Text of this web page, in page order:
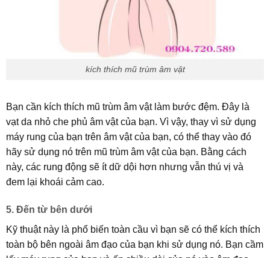
kích thích mũ trùm âm vật
Bạn cần kích thích mũ trùm âm vật làm bước đệm. Đây là
vạt da nhỏ che phủ âm vật của bạn. Vì vậy, thay vì sử dụng
máy rung của bạn trên âm vật của bạn, có thể thay vào đó
hãy sử dụng nó trên mũ trùm âm vật của bạn. Bằng cách
này, các rung động sẽ ít dữ dội hơn nhưng vẫn thú vị và
đem lại khoái cảm cao.
5. Đến từ bên dưới
Kỹ thuật này là phổ biến toàn cầu vì bạn sẽ có thể kích thích
toàn bộ bên ngoài âm đạo của bạn khi sử dụng nó. Bạn cầm